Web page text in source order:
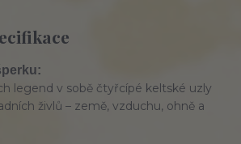
legend v sobě čtyřcípé keltské uzly
živlů – země, vzduchu, ohně a